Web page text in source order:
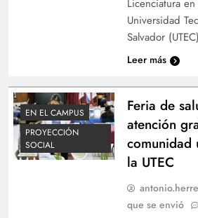
proyecciones del Instituto de
Licenciatura
Universidad
Salvador
Leer más
EN EL CAMPUS
PROYECCIÓN
SOCIAL
Feria de
atención
comunidad
la UTEC
que se envió